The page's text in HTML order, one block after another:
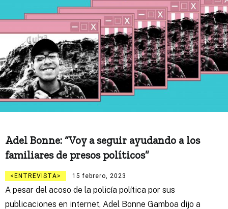
Adel Bonne: “Voy a seguir ayudando a los
familiares de presos políticos”
ENTREVISTA 15 febrero, 2023
A pesar del acoso de la policía política por sus
publicaciones en internet, Adel Bonne Gamboa dijo a